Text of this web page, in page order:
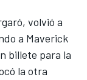
, volvió a
a Maverick
billete para la
la otra